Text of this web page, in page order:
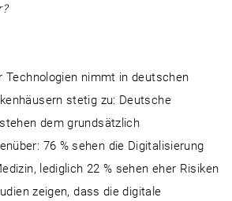
Technologien nimmt in deutschen
stetig zu: Deutsche
dem grundsätzlich
76 % sehen die Digitalisierung
lediglich 22 % sehen eher Risiken
zeigen, dass die digitale